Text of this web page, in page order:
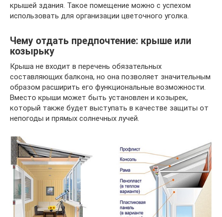
крышей здания. Такое помещение можно с успехом
использовать для организации цветочного уголка.
Чему отдать предпочтение: крыше или
козырьку
Крыша не входит в перечень обязательных
составляющих балкона, но она позволяет значительным
образом расширить его функциональные возможности.
Вместо крыши может быть установлен и козырек,
который также будет выступать в качестве защиты от
непогоды и прямых солнечных лучей.